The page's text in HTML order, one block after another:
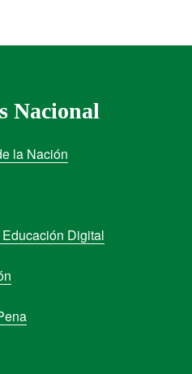
Nacional
la Nación
Digital